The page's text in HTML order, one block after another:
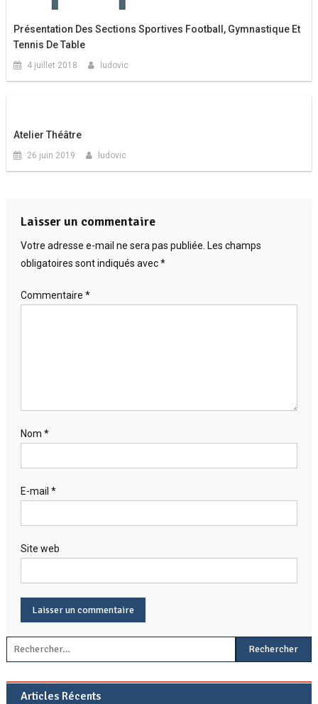
Présentation Des Sections Sportives Football, Gymnastique Et
Tennis De Table
4 juillet 2018 ludovic
Atelier Théâtre
26 juin 2019 ludovic
Laisser un commentaire
Votre adresse e-mail ne sera pas publiée. Les champs
obligatoires sont indiqués avec*
Commentaire *
Nom *
E-mail *
Site web
Rechercher :
Articles Récents